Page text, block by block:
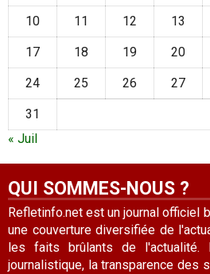
10 11 12 13
17 18 19 20
24 25 26 27
31
« Juil
QUI SOMMES-NOUS ?
Refletinfo.net est un journal officiel
une couverture diversifiée de
les faits brûlants de
journalistique, la transparence des